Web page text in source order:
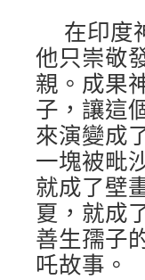
在印度
他只崇敬
親。成果
子，讓這
來演變成
一塊被毗
就成了壁
夏，就成
善生孺子
吒故事。